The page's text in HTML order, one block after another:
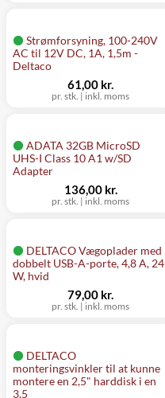
Strømforsyning, 100-240V
AC til 12V DC, 1A, 1,5m -
Deltaco
pr. stk. | inkl. moms
61,00 kr.
ADATA 32GB MicroSD
UHS-I Class 10 A1 w/SD
Adapter
pr. stk. | inkl. moms
136,00 kr.
DELTACO Vægoplader med
dobbelt USB-A-porte, 4,8 A, 24
W, hvid
pr. stk. | inkl. moms
79,00 kr.
DELTACO
monteringsvinkler til at kunne
montere en 2,5" harddisk i en
3,5